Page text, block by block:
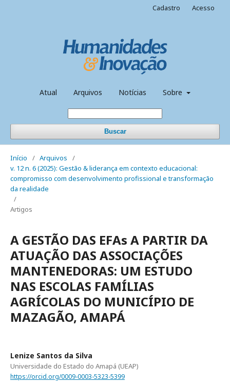
Atual Arquivos Notícias Sobre
Buscar
Cadastro Acesso
Início / Arquivos
/
v. 12 n. 6 (2025): Gestão & liderança em contexto educacional:
compromisso com desenvolvimento profissional e transformação
da realidade
/
Artigos
A GESTÃO DAS EFAs A PARTIR DA
ATUAÇÃO DAS ASSOCIAÇÕES
MANTENEDORAS: UM ESTUDO
NAS ESCOLAS FAMÍLIAS
AGRÍCOLAS DO MUNICÍPIO DE
MAZAGÃO, AMAPÁ
Lenize Santos da Silva
Universidade do Estado do Amapá (UEAP)
https://orcid.org/0009-0003-5323-5399